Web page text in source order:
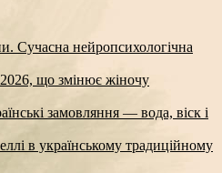
Сучасна нейропсихологічна
що змінює жіночу
замовляння — вода, віск і
в українському традиційному